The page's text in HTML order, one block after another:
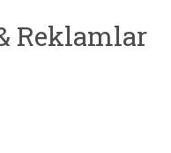
Reklamlar